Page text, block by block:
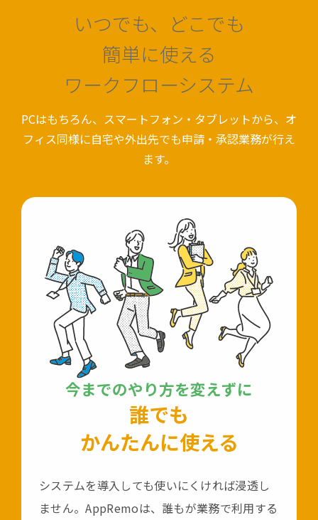
いつでも、どこでも
簡単に使える
ワークフローシステム
PCはもちろん、スマートフォン・タブレットから、オ
フィス同様に自宅や外出先でも申請・承認業務が行え
ます。
今までのやり方を変えずに
誰でも
かんたんに使える
システムを導入しても使いにくければ浸透し
ません。AppRemoは、誰もが業務で利用する